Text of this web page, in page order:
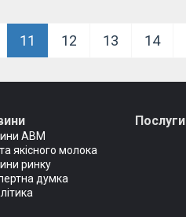
11 12 13 14
АВМ
якісного молока
ринку
думка
Послуги